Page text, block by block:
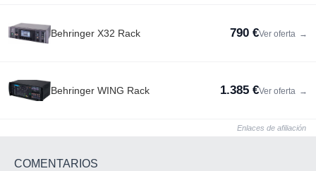
Behringer X32 Rack 790 €Ver oferta →
Behringer WING Rack 1.385 €Ver oferta →
Enlaces de afiliación
COMENTARIOS